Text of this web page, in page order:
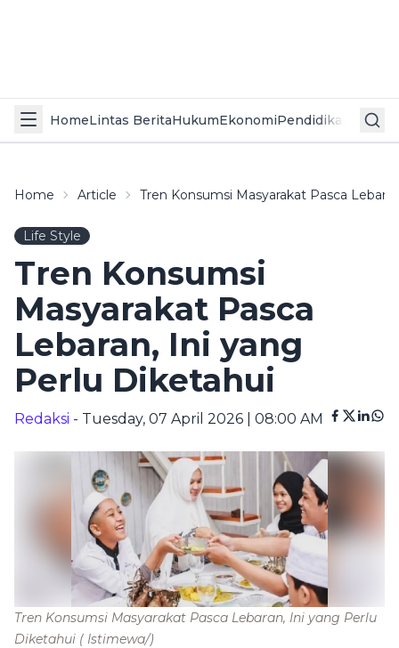
HomeLintas BeritaHukumEkonomiPendidikan Politik
Home Article Tren Konsumsi Masyarakat Pasca
Life Style
Tren Konsumsi
Masyarakat Pasca
Lebaran, Ini yang
Perlu Diketahui
Redaksi - Tuesday, 07 April 2026 | 08:00 AM
Tren Konsumsi Masyarakat Pasca Lebaran, Ini yang Perlu
Diketahui ( Istimewa/)